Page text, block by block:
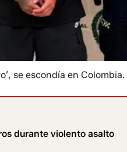
se escondía en Colombia.
durante violento asalto